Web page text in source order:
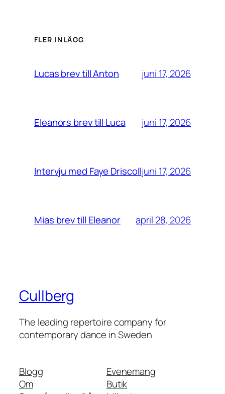
FLER INLÄGG
Lucas brev till Anton juni 17, 2026
Eleanors brev till Luca juni 17, 2026
Intervju med Faye Driscolljuni 17, 2026
Mias brev till Eleanor april 28, 2026
Cullberg
The leading repertoire company for
contemporary dance in Sweden
Blogg
Om
Evenemang
Butik